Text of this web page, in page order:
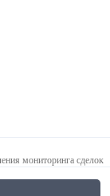
мониторинга сделок